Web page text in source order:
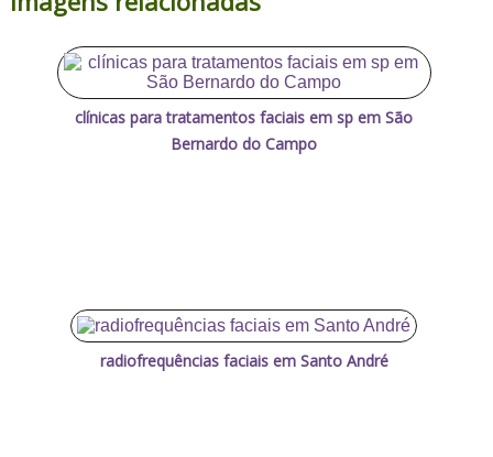
clínicas para tratamentos faciais em sp em São
Bernardo do Campo
radiofrequências faciais em Santo André